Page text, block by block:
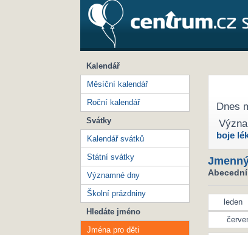
Dnes
boje
leden
Kalendář
Měsíční kalendář
Roční kalendář
Svátky
Kalendář svátků
Státní svátky
Významné dny
Školní prázdniny
Hledáte jméno
Jména pro děti